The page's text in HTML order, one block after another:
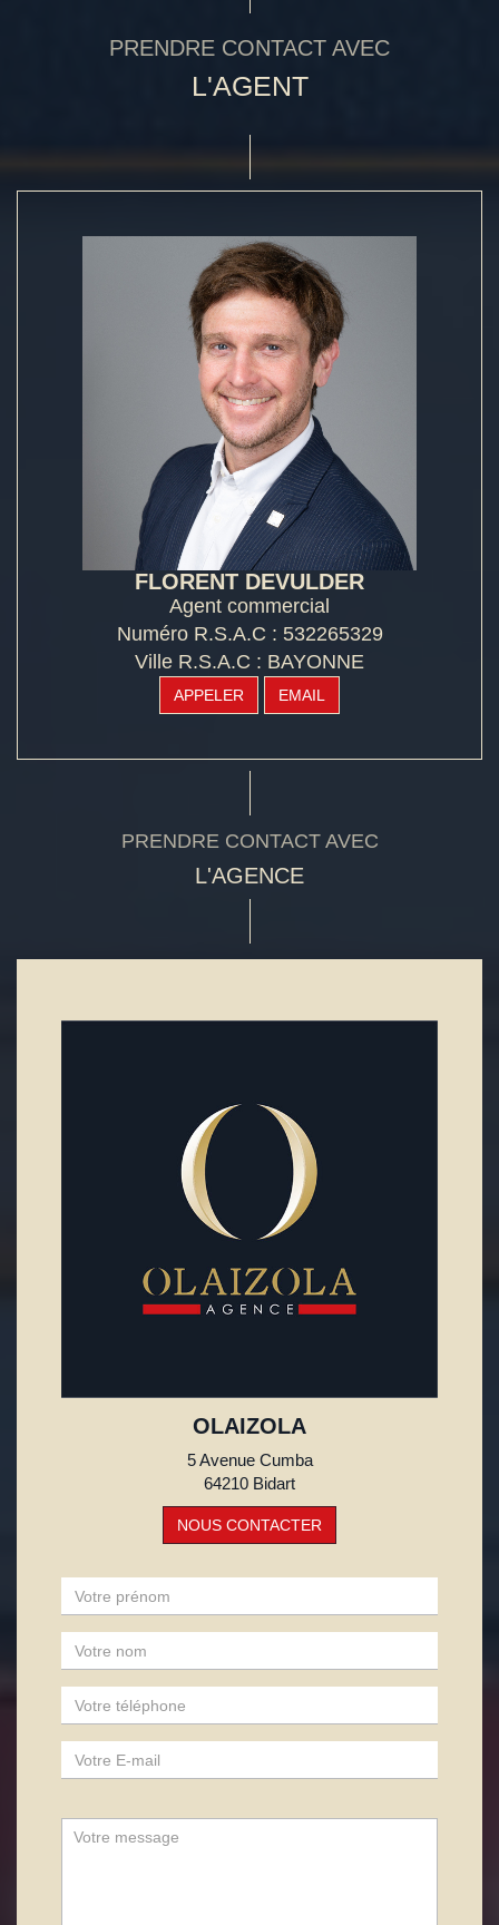
PRENDRE CONTACT AVEC
L'AGENT
FLORENT DEVULDER
Agent commercial
Numéro R.S.A.C : 532265329
Ville R.S.A.C : BAYONNE
APPELER EMAIL
PRENDRE CONTACT AVEC
L'AGENCE
OLAIZOLA
5 Avenue Cumba
64210 Bidart
NOUS CONTACTER